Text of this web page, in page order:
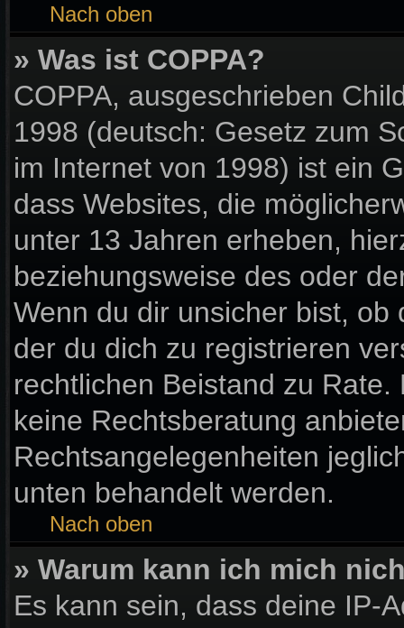
Nach oben
» Was ist COPPA?
COPPA, ausgeschrieben
1998 (deutsch: Gesetz zum
im Internet von 1998) ist ein
dass Websites, die
unter 13 Jahren erheben,
beziehungsweise des oder
Wenn du dir unsicher bist,
der du dich zu registrieren
rechtlichen Beistand zu
keine Rechtsberatung
Rechtsangelegenheiten
unten behandelt werden.
Nach oben
» Warum kann ich mich
Es kann sein, dass deine IP-